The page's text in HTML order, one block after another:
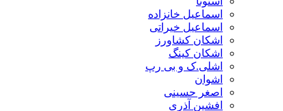
اسماعیل خانزاده
اسماعیل خیراتی
اشکان کشاورز
اشکان کینگ
اشلی.ک و بی رپ
اشوان
اصغر حسینی
افشین آذری